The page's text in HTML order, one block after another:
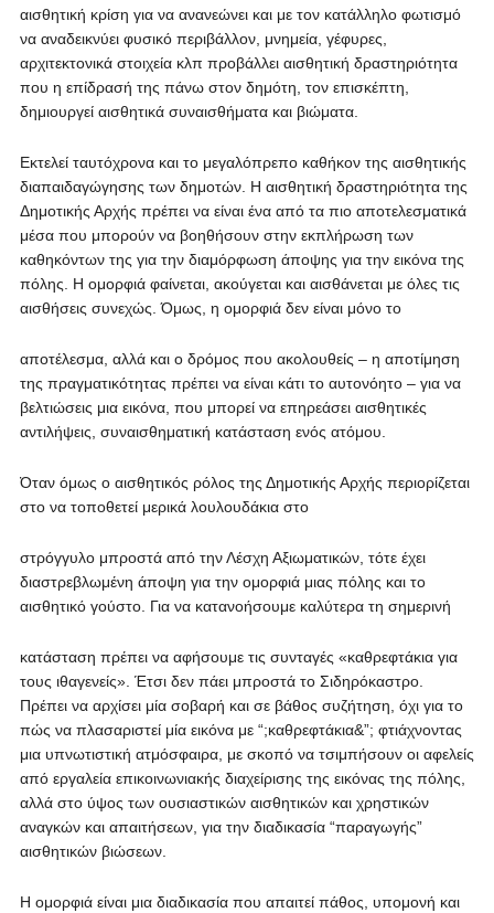
αισθητική κρίση για να ανανεώνει και με τον κατάλληλο φωτισμό
να αναδεικνύει φυσικό περιβάλλον, μνημεία, γέφυρες,
αρχιτεκτονικά στοιχεία κλπ προβάλλει αισθητική δραστηριότητα
που η επίδρασή της πάνω στον δημότη, τον επισκέπτη,
δημιουργεί αισθητικά συναισθήματα και βιώματα.
Εκτελεί ταυτόχρονα και το μεγαλόπρεπο καθήκον της αισθητικής
διαπαιδαγώγησης των δημοτών. Η αισθητική δραστηριότητα της
Δημοτικής Αρχής πρέπει να είναι ένα από τα πιο αποτελεσματικά
μέσα που μπορούν να βοηθήσουν στην εκπλήρωση των
καθηκόντων της για την διαμόρφωση άποψης για την εικόνα της
πόλης. Η ομορφιά φαίνεται, ακούγεται και αισθάνεται με όλες τις
αισθήσεις συνεχώς. Όμως, η ομορφιά δεν είναι μόνο το
αποτέλεσμα, αλλά και ο δρόμος που ακολουθείς – η αποτίμηση
της πραγματικότητας πρέπει να είναι κάτι το αυτονόητο – για να
βελτιώσεις μια εικόνα, που μπορεί να επηρεάσει αισθητικές
αντιλήψεις, συναισθηματική κατάσταση ενός ατόμου.
Όταν όμως ο αισθητικός ρόλος της Δημοτικής Αρχής περιορίζεται
στο να τοποθετεί μερικά λουλουδάκια στο
στρόγγυλο μπροστά από την Λέσχη Αξιωματικών, τότε έχει
διαστρεβλωμένη άποψη για την ομορφιά μιας πόλης και το
αισθητικό γούστο. Για να κατανοήσουμε καλύτερα τη σημερινή
κατάσταση πρέπει να αφήσουμε τις συνταγές «καθρεφτάκια για
τους ιθαγενείς». Έτσι δεν πάει μπροστά το Σιδηρόκαστρο.
Πρέπει να αρχίσει μία σοβαρή και σε βάθος συζήτηση, όχι για το
πώς να πλασαριστεί μία εικόνα με “;καθρεφτάκια&”; φτιάχνοντας
μια υπνωτιστική ατμόσφαιρα, με σκοπό να τσιμπήσουν οι αφελείς
από εργαλεία επικοινωνιακής διαχείρισης της εικόνας της πόλης,
αλλά στο ύψος των ουσιαστικών αισθητικών και χρηστικών
αναγκών και απαιτήσεων, για την διαδικασία “παραγωγής”
αισθητικών βιώσεων.
Η ομορφιά είναι μια διαδικασία που απαιτεί πάθος, υπομονή και